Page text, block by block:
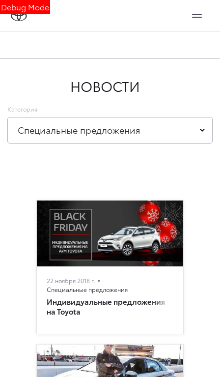
Debug Mode
НОВОСТИ
Категория
Специальные предложения
22 ноября 2018 г.
Специальные предложения
Индивидуальные предложения
на Toyota